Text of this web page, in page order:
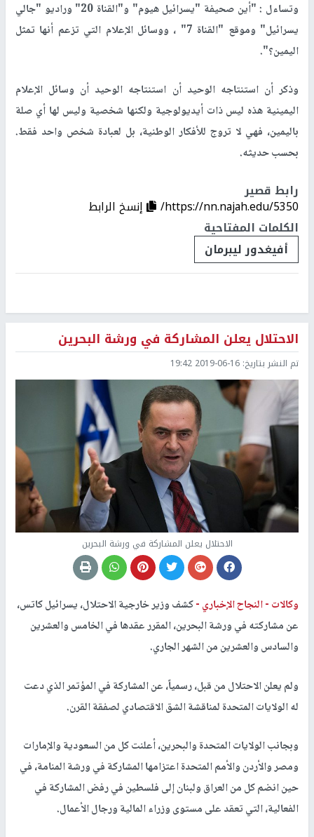
وتساءل : "أين صحيفة "يسرائيل هيوم" و"القناة 20" وراديو "جالي
يسرائيل" وموقع "القناة 7" ، ووسائل الإعلام التي تزعم أنها تمثل
اليمين؟".
وذكر أن استنتاجه الوحيد أن استنتاجه الوحيد أن وسائل الإعلام
اليمينية هذه ليس ذات أيديولوجية ولكنها شخصية وليس لها أي صلة
باليمين، فهي لا تروج للأفكار الوطنية، بل لعبادة شخص واحد فقط.
بحسب حديثه.
رابط قصير
https://nn.najah.edu/5350/
إنسخ الرابط
الكلمات المفتاحية
أفيغدور ليبرمان
الاحتلال يعلن المشاركة في ورشة البحرين
تم النشر بتاريخ: 2019-06-16 19:42
الاحتلال يعلن المشاركة في ورشة البحرين
وكالات -النجاح الإخباري -كشف وزير خارجية الاحتلال، يسرائيل كاتس،
عن مشاركته في ورشة البحرين، المقرر عقدها في الخامس والعشرين
والسادس والعشرين من الشهر الجاري.
ولم يعلن الاحتلال من قبل، رسمياً، عن المشاركة في المؤتمر الذي دعت
له الولايات المتحدة لمناقشة الشق الاقتصادي لصفقة القرن.
وبجانب الولايات المتحدة والبحرين، أعلنت كل من السعودية والإمارات
ومصر والأردن والأمم المتحدة اعتزامها المشاركة في ورشة المنامة، في
حين انضم كل من العراق ولبنان إلى فلسطين في رفض المشاركة في
الفعالية، التي تعقد على مستوى وزراء المالية ورجال الأعمال.